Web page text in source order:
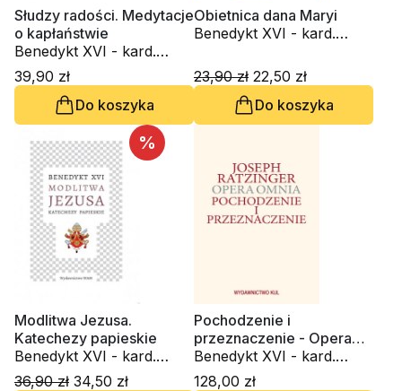
Słudzy radości. Medytacje
o kapłaństwie
Benedykt XVI - kard.
Joseph Ratzinger
39,90 zł
Do koszyka
Obietnica dana Maryi
Benedykt XVI - kard.
23,90 zł 22,50 zł
Do koszyka
%
Modlitwa Jezusa.
Katechezy papieskie
Benedykt XVI - kard.
Joseph Ratzinger
36,90 zł 34,50 zł
Pochodzenie i
przeznaczenie - Opera
Omnia T. V
Benedykt XVI - kard.
Joseph Ratzinger
128,00 zł